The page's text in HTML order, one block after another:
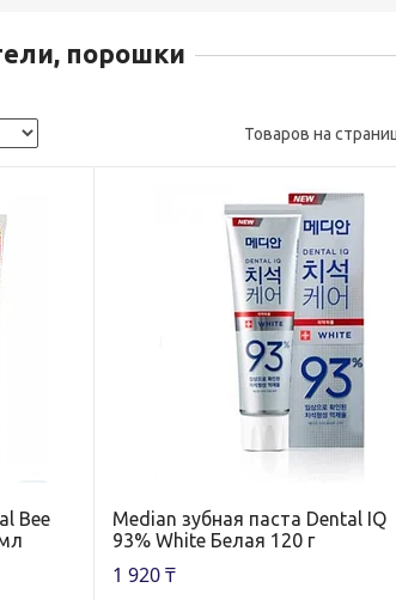
порошки
Bee
Median зубная паста Dental IQ
93% White Белая 120 г
1 920 ₸